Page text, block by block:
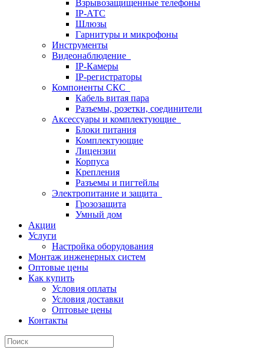
Взрывозащищенные телефоны
IP-АТС
Шлюзы
Гарнитуры и микрофоны
Инструменты
Видеонаблюдение
IP-Камеры
IP-регистраторы
Компоненты СКС
Кабель витая пара
Разъемы, розетки, соединители
Аксессуары и комплектующие
Блоки питания
Комплектующие
Лицензии
Корпуса
Крепления
Разъемы и пигтейлы
Электропитание и защита
Грозозащита
Умный дом
Акции
Услуги
Настройка оборудования
Монтаж инженерных систем
Оптовые цены
Как купить
Условия оплаты
Условия доставки
Оптовые цены
Контакты